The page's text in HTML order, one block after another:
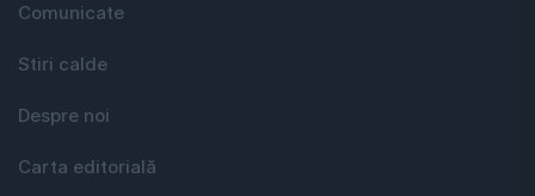
Comunicate
Stiri calde
Despre noi
Carta editorială